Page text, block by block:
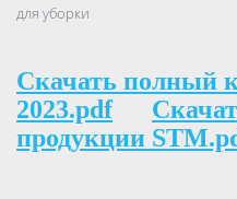
для уборки
Скачать полный
2023.pdf
продукции